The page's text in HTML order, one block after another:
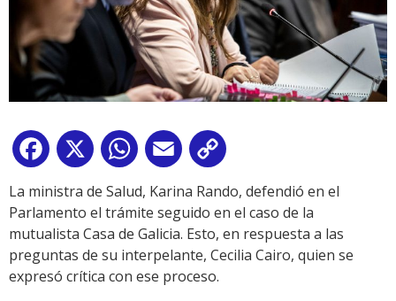
Facebook
X WhatsApp
Email
Link
La ministra de Salud, Karina Rando, defendió en el
Parlamento el trámite seguido en el caso de la
mutualista Casa de Galicia. Esto, en respuesta a las
preguntas de su interpelante, Cecilia Cairo, quien se
expresó crítica con ese proceso.